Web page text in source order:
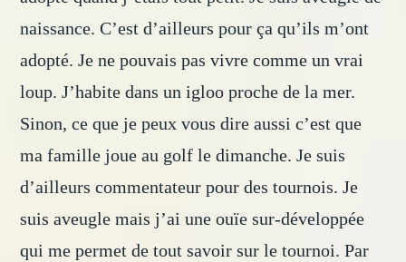
naissance. C’est d’ailleurs pour ça qu’ils m’ont
adopté. Je ne pouvais pas vivre comme un vrai
loup. J’habite dans un igloo proche de la mer.
Sinon, ce que je peux vous dire aussi c’est que
ma famille joue au golf le dimanche. Je suis
d’ailleurs commentateur pour des tournois. Je
suis aveugle mais j’ai une ouïe sur-développée
qui me permet de tout savoir sur le tournoi. Par